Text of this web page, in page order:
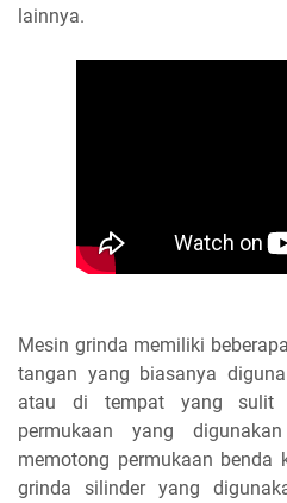
lainnya.
Mesin grinda memiliki
tangan yang biasanya
atau di tempat yang sulit
permukaan yang
memotong permukaan benda
grinda silinder yang